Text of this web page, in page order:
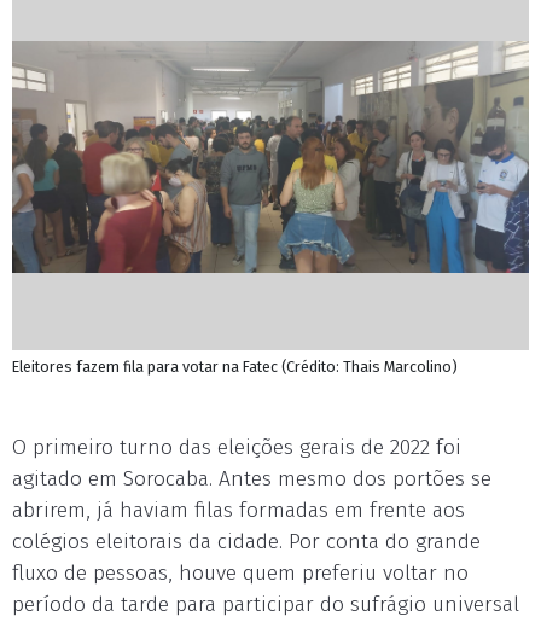
Eleitores fazem fila para votar na Fatec (Crédito: Thais Marcolino)
O primeiro turno das eleições gerais de 2022 foi
agitado em Sorocaba. Antes mesmo dos portões se
abrirem, já haviam filas formadas em frente aos
colégios eleitorais da cidade. Por conta do grande
fluxo de pessoas, houve quem preferiu voltar no
período da tarde para participar do sufrágio universal